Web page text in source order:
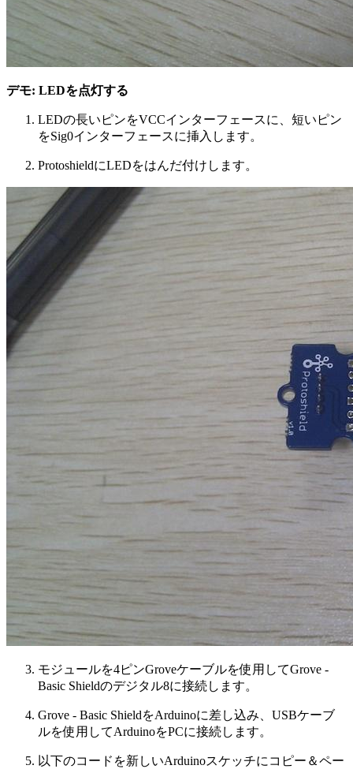
デモ: LEDを点灯する
LEDの長いピンをVCCインターフェースに、短いピン
をSig0インターフェースに挿入します。
ProtoshieldにLEDをはんだ付けします。
モジュールを4ピンGroveケーブルを使用してGrove -
Basic Shieldのデジタル8に接続します。
Grove - Basic ShieldをArduinoに差し込み、USBケーブ
ルを使用してArduinoをPCに接続します。
以下のコードを新しいArduinoスケッチにコピー＆ペー